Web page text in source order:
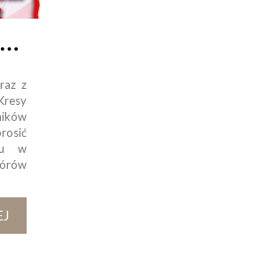
Węgrów
665 034 305
konta:
0012 8645 2000 0010
HISTORIA PISANA ŚPIEWEM
z
w